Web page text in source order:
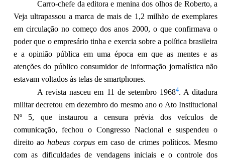
Carro-chefe da editora e menina dos olhos de Roberto, a
Veja ultrapassou a marca de mais de 1,2 milhão de exemplares
em circulação no começo dos anos 2000, o que confirmava o
poder que o empresário tinha e exercia sobre a política brasileira
e a opinião pública em uma época em que as mentes e as
atenções do público consumidor de informação jornalística não
estavam voltados às telas de smartphones.
A revista nasceu em 11 de setembro 19684. A ditadura
militar decretou em dezembro do mesmo ano o Ato Institucional
Nº 5, que instaurou a censura prévia dos veículos de
comunicação, fechou o Congresso Nacional e suspendeu o
direito aohabeas corpusem caso de crimes políticos. Mesmo
com as dificuldades de vendagens iniciais e o controle dos